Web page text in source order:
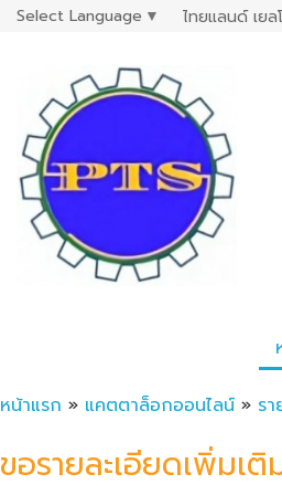
Select Language ▼ ไทยแลนด์ เยล
หน้าแรก » แคตตาล็อกออนไลน์ » ร
ขอรายละเอียดเพิ่มเติ